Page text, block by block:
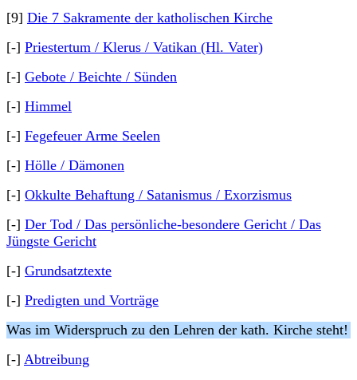
[9] Die 7 Sakramente der katholischen Kirche
[-] Priestertum / Klerus / Vatikan (Hl. Vater)
[-] Gebote / Beichte / Sünden
[-] Himmel
[-] Fegefeuer Arme Seelen
[-] Hölle / Dämonen
[-] Okkulte Behaftung / Satanismus / Exorzismus
[-] Der Tod / Das persönliche-besondere Gericht / Das
Jüngste Gericht
[-] Grundsatztexte
[-] Predigten und Vorträge
Was im Widerspruch zu den Lehren der kath. Kirche steht!
[-] Abtreibung